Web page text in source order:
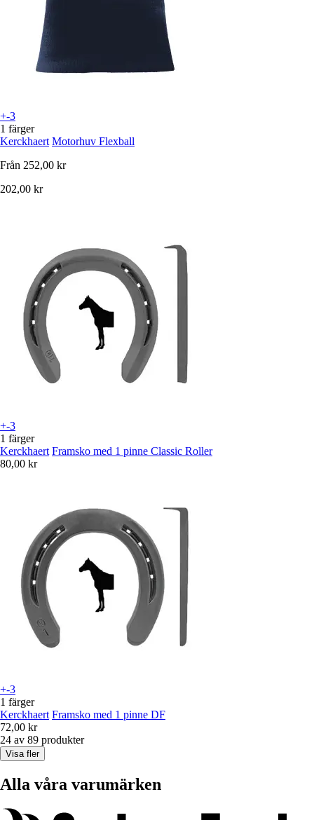
+-3
1 färger
Kerckhaert Motorhuv Flexball
Från 252,00 kr
202,00 kr
+-3
1 färger
Kerckhaert Framsko med 1 pinne Classic Roller
80,00 kr
+-3
1 färger
Kerckhaert Framsko med 1 pinne DF
72,00 kr
24 av 89 produkter
Visa fler
Alla våra varumärken